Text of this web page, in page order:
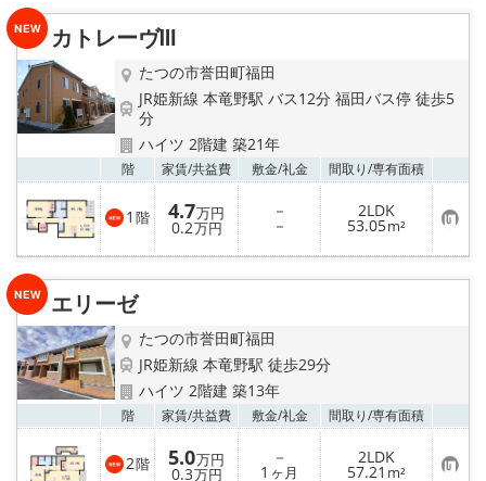
メールでお問い合わせ り
カトレーヴⅢ
たつの市誉田町福田
JR姫新線 本竜野駅 バス12分 福田バス停 徒歩5
分
ハイツ 2階建 築21年
階 家賃/共益費 敷金/礼金 間取り/専有面積
1 階 4.7万円
0.2万円
－
－
2LDK
53.05m² お
気
に
り
エリーゼ
たつの市誉田町福田
JR姫新線 本竜野駅 徒歩29分
ハイツ 2階建 築13年
階 家賃/共益費 敷金/礼金 間取り/専有面積
2階 5.0万円
0.3万円
－
1 ヶ月
2LDK
57.21 m² お